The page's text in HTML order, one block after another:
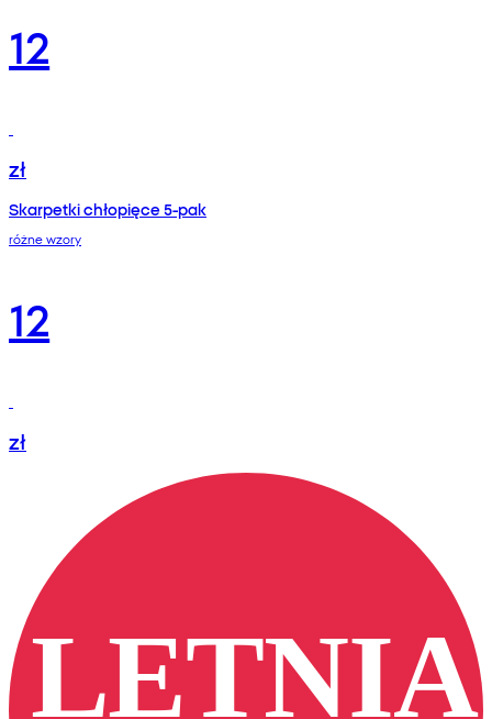
12
zł
Skarpetki chłopięce 5-pak
różne wzory
12
zł